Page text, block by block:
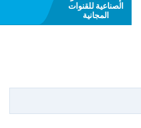
الصناعية للقنوات
المجانية